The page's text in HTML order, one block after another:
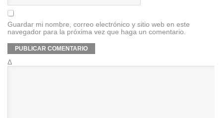
Guardar mi nombre, correo electrónico y sitio web en este
navegador para la próxima vez que haga un comentario.
Δ